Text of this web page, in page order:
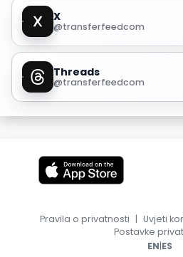
X
@transferfeedcom
Threads
@transferfeedcom
Pravila o privatnosti | Uvjeti
Postavke
EN|ES